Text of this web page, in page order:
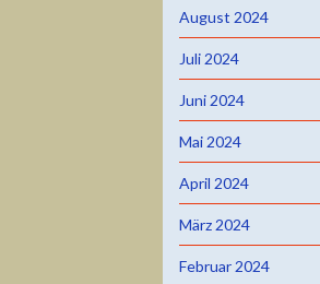
August 2024
Juli 2024
Juni 2024
Mai 2024
April 2024
März 2024
Februar 2024